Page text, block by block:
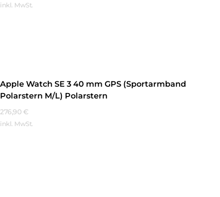
inkl. MwSt.
Apple Watch SE 3 40 mm GPS (Sportarmband
Polarstern M/L) Polarstern
276,90 €
inkl. MwSt.